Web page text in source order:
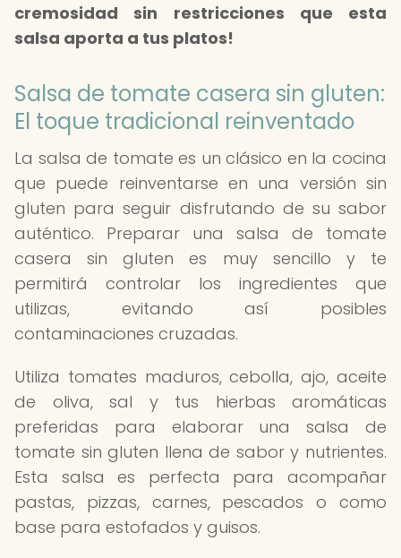
cremosidad sin restricciones que esta
salsa aporta a tus platos!
Salsa de tomate casera sin gluten:
El toque tradicional reinventado
La salsa de tomate es un clásico en la cocina
que puede reinventarse en una versión sin
gluten para seguir disfrutando de su sabor
auténtico. Preparar una salsa de tomate
casera sin gluten es muy sencillo y te
permitirá controlar los ingredientes que
utilizas, evitando así posibles
contaminaciones cruzadas.
Utiliza tomates maduros, cebolla, ajo, aceite
de oliva, sal y tus hierbas aromáticas
preferidas para elaborar una salsa de
tomate sin gluten llena de sabor y nutrientes.
Esta salsa es perfecta para acompañar
pastas, pizzas, carnes, pescados o como
base para estofados y guisos.